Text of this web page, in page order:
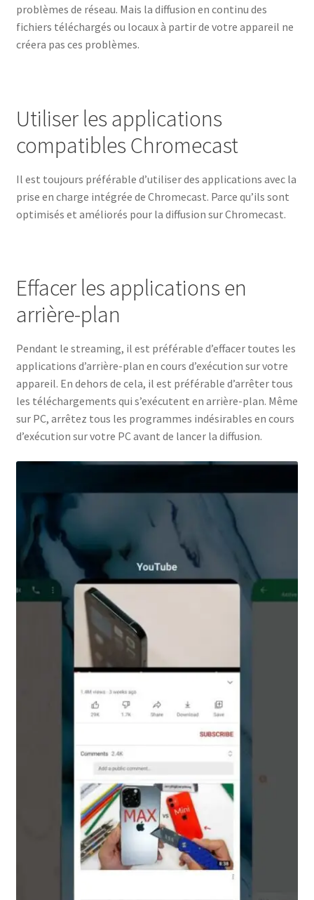
problèmes de réseau. Mais la diffusion en continu des
fichiers téléchargés ou locaux à partir de votre appareil ne
créera pas ces problèmes.
Utiliser les applications
compatibles Chromecast
Il est toujours préférable d’utiliser des applications avec la
prise en charge intégrée de Chromecast. Parce qu’ils sont
optimisés et améliorés pour la diffusion sur Chromecast.
Effacer les applications en
arrière-plan
Pendant le streaming, il est préférable d’effacer toutes les
applications d’arrière-plan en cours d’exécution sur votre
appareil. En dehors de cela, il est préférable d’arrêter tous
les téléchargements qui s’exécutent en arrière-plan. Même
sur PC, arrêtez tous les programmes indésirables en cours
d’exécution sur votre PC avant de lancer la diffusion.